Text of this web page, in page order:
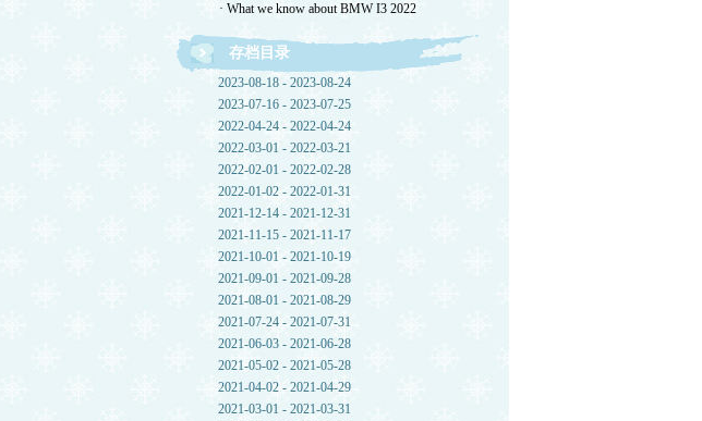
· What we know about BMW I3 2022
存档目录
2023-08-18 - 2023-08-24
2023-07-16 - 2023-07-25
2022-04-24 - 2022-04-24
2022-03-01 - 2022-03-21
2022-02-01 - 2022-02-28
2022-01-02 - 2022-01-31
2021-12-14 - 2021-12-31
2021-11-15 - 2021-11-17
2021-10-01 - 2021-10-19
2021-09-01 - 2021-09-28
2021-08-01 - 2021-08-29
2021-07-24 - 2021-07-31
2021-06-03 - 2021-06-28
2021-05-02 - 2021-05-28
2021-04-02 - 2021-04-29
2021-03-01 - 2021-03-31